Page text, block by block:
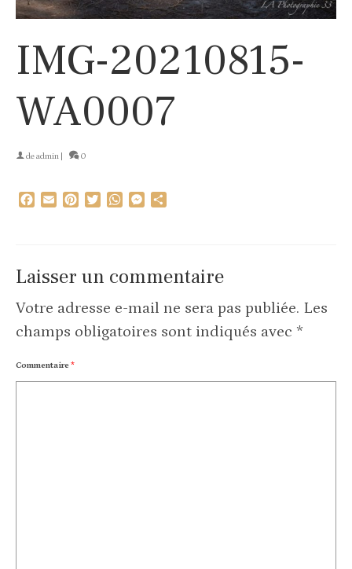
IMG-20210815-
WA0007
deadmin 0
Facebook
EmailPinterestTwitterWhatsAppMessenger
Laisser un commentaire
Votre adresse e-mail ne sera pas publiée. Les
champs obligatoires sont indiqués avec *
Commentaire *